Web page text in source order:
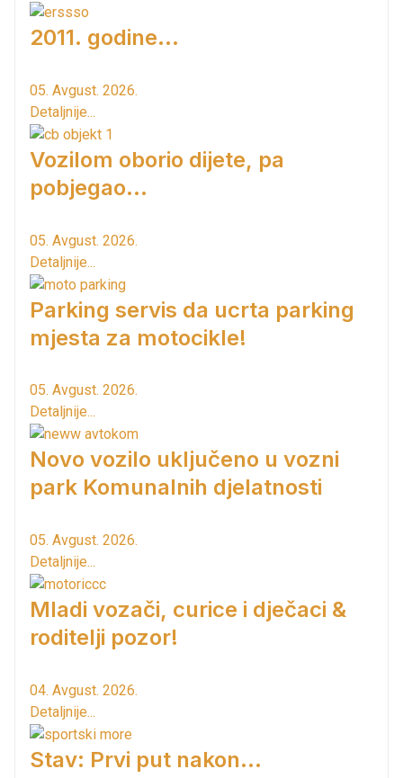
2011. godine...
05. Avgust. 2026.
Detaljnije...
Vozilom oborio dijete, pa
pobjegao...
05. Avgust. 2026.
Detaljnije...
Parking servis da ucrta parking
mjesta za motocikle!
05. Avgust. 2026.
Detaljnije...
Novo vozilo uključeno u vozni
park Komunalnih djelatnosti
05. Avgust. 2026.
Detaljnije...
Mladi vozači, curice i dječaci &
roditelji pozor!
04. Avgust. 2026.
Detaljnije...
Stav: Prvi put nakon…